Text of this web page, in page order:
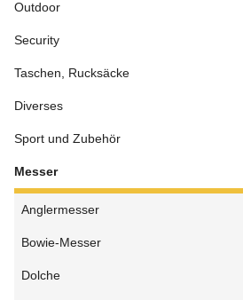
Outdoor
Security
Taschen, Rucksäcke
Diverses
Sport und Zubehör
Messer
Anglermesser
Bowie-Messer
Dolche